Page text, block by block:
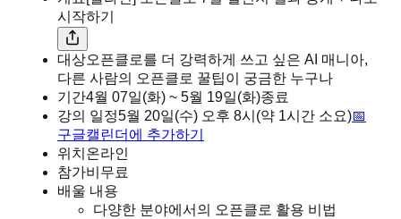
시작하기
대상오픈클로를 더 강력하게 쓰고 싶은 AI 매니아,
다른 사람의 오픈클로 꿀팁이 궁금한 누구나
기간4월 07일(화) ~ 5월 19일(화)종료
강의 일정5월 20일(수) 오후 8시 (약 1시간 소요)📅
구글캘린더에 추가하기
위치 온라인
참가비 무료
배울 내용
다양한 분야에서의 오픈클로 활용 비법